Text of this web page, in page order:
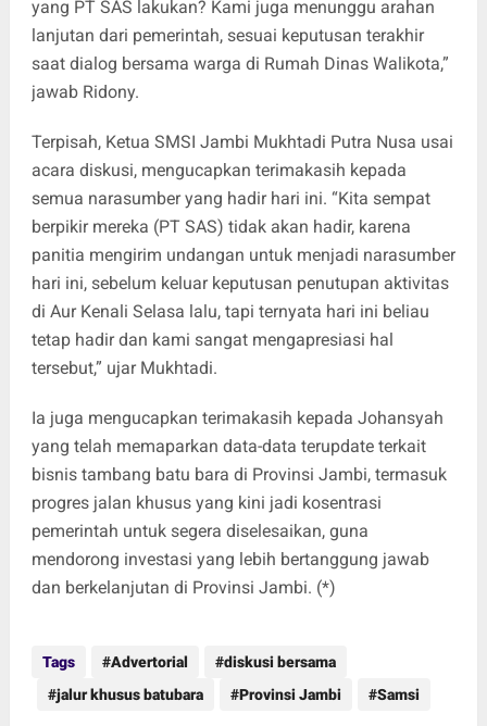
yang PT SAS lakukan? Kami juga menunggu arahan
lanjutan dari pemerintah, sesuai keputusan terakhir
saat dialog bersama warga di Rumah Dinas Walikota,”
jawab Ridony.
Terpisah, Ketua SMSI Jambi Mukhtadi Putra Nusa usai
acara diskusi, mengucapkan terimakasih kepada
semua narasumber yang hadir hari ini. “Kita sempat
berpikir mereka (PT SAS) tidak akan hadir, karena
panitia mengirim undangan untuk menjadi narasumber
hari ini, sebelum keluar keputusan penutupan aktivitas
di Aur Kenali Selasa lalu, tapi ternyata hari ini beliau
tetap hadir dan kami sangat mengapresiasi hal
tersebut,” ujar Mukhtadi.
Ia juga mengucapkan terimakasih kepada Johansyah
yang telah memaparkan data-data terupdate terkait
bisnis tambang batu bara di Provinsi Jambi, termasuk
progres jalan khusus yang kini jadi kosentrasi
pemerintah untuk segera diselesaikan, guna
mendorong investasi yang lebih bertanggung jawab
dan berkelanjutan di Provinsi Jambi. (*)
Tags Advertorial
diskusi bersama
jalur khusus batubara
Provinsi Jambi Samsi